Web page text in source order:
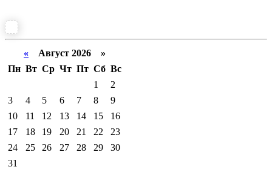
« Август 2026 »
Пн Вт Ср Чт Пт Сб Вс
1
2
3
4 5 6 7 8
9
10
11 12 13 14 15
16
17
18 19 20 21 22
23
24
25 26 27 28 29
30
31